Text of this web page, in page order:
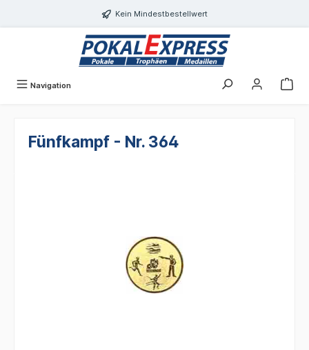
Kein Mindestbestellwert
Navigation
Fünfkampf - Nr. 364